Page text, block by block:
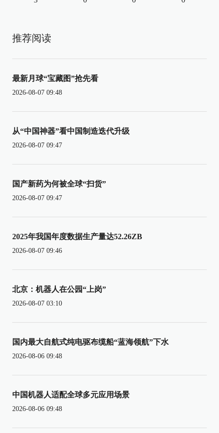
推荐阅读
最新月球“宝藏图”抢先看
2026-08-07 09:48
从“中国神器”看中国制造迭代升级
2026-08-07 09:47
国产新药为何被全球“扫货”
2026-08-07 09:47
2025年我国年度数据生产量达52.26ZB
2026-08-07 09:46
北京：机器人在公园“上岗”
2026-08-07 03:10
国内最大自航式纯电驱布缆船“蓝海领航”下水
2026-08-06 09:48
中国机器人适配全球多元应用场景
2026-08-06 09:48